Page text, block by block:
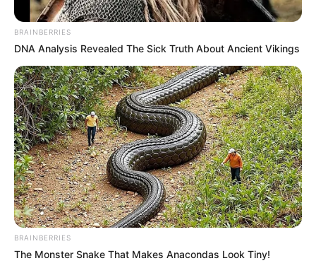
ALERTA BOGOTÁ EN GOOGLE NEWS
TEMAS RELACIONADOS
ALERTA BOGOTÁ GALÁN
INSEGURIDAD EN BOGOTÁ
POLICÍA
MANTÉNGASE EN ALERTA
Tenemos todas las noticias que le
interesan. Para estar bien informado, por
favor, active las notificaciones de Alerta.
BRAINBERRIES
DNA Analysis Revealed The Sick Truth About Ancient Vikings
BRAINBERRIES
The Monster Snake That Makes Anacondas Look Tiny!